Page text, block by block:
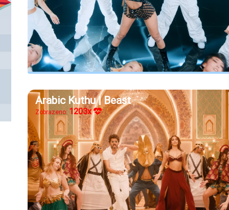
Arabic Kuthu | Beast
Zobrazeno: 1203x